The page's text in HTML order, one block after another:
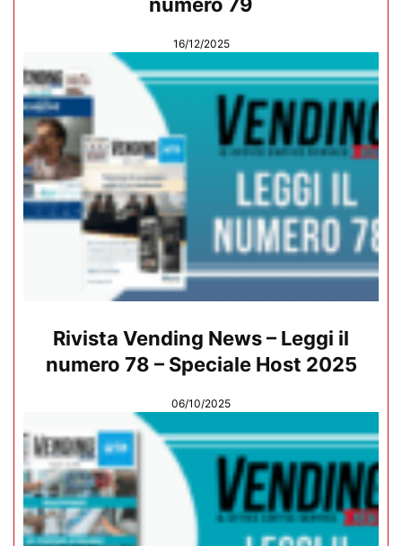
16/12/2025
Rivista Vending News – Leggi il
numero 78 – Speciale Host 2025
06/10/2025